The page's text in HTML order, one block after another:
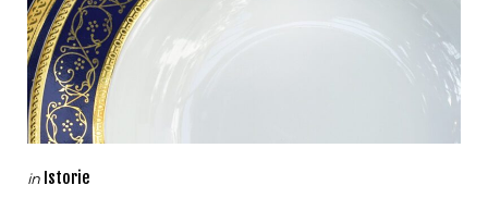
Categories
Posted
in Istorie